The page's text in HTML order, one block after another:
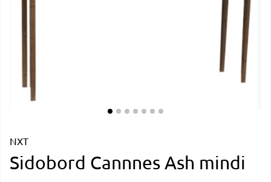
NXT
Sidobord Cannnes Ash mindi